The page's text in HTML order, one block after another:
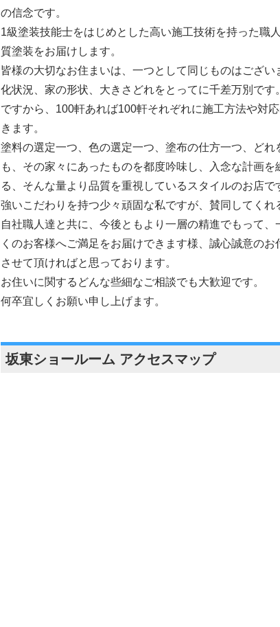
の信念です。
1級塗装技能士をはじめとした高い施工技術を持った職
質塗装をお届けします。
皆様の大切なお住まいは、一つとして同じものはござい
化状況、家の形状、大きさどれをとってに千差万別です。
ですから、100軒あれば100軒それぞれに施工方法や対
きます。
塗料の選定一つ、色の選定一つ、塗布の仕方一つ、どれ
も、その家々にあったものを都度吟味し、入念な計画を
る、そんな量より品質を重視しているスタイルのお店で
強いこだわりを持つ少々頑固な私ですが、賛同してくれ
自社職人達と共に、今後ともより一層の精進でもって、
くのお客様へご満足をお届けできます様、誠心誠意のお
させて頂ければと思っております。
お住いに関するどんな些細なご相談でも大歓迎です。
何卒宜しくお願い申し上げます。
坂東ショールーム アクセスマップ